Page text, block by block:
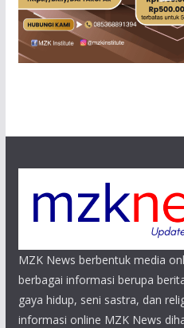
MZK News berbentuk media
berbagai informasi berupa
gaya hidup, seni sastra, dan
informasi online MZK News